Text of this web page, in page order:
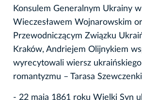
Konsulem Generalnym Ukrainy
Wieczesławem Wojnarowskim
Przewodniczącym Związku
Kraków, Andriejem Olijnykiem
wyrecytowali wiersz
romantyzmu – Tarasa
- 22 maja 1861 roku Wielki Syn